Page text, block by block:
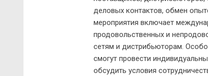
деловых контактов, обмен
мероприятия включает
продовольственных и
сетям и дистрибьюторам.
смогут провести
обсудить условия